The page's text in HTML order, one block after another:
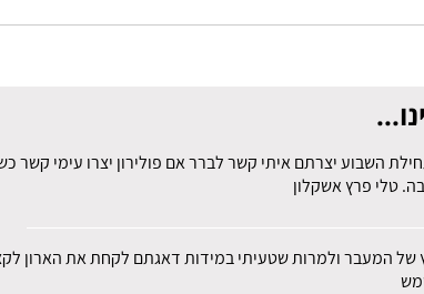
השבוע יצרתם איתי קשר לברר אם פולירון יצרו עימי קשר
טלי פרץ אשקלון
של המעבר ולמרות שטעיתי במידות דאגתם לקחת את הארון